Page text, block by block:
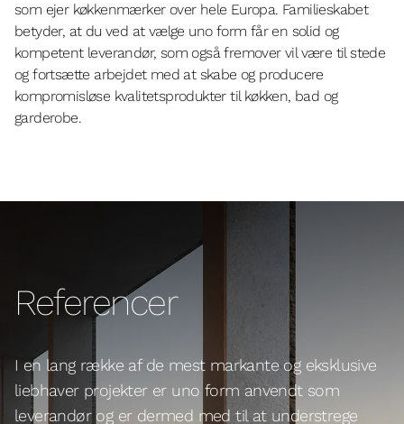
som ejer køkkenmærker over hele Europa. Familieskabet
betyder, at du ved at vælge uno form får en solid og
kompetent leverandør, som også fremover vil være til stede
og fortsætte arbejdet med at skabe og producere
kompromisløse kvalitetsprodukter til køkken, bad og
garderobe.
Referencer
I en lang række af de mest markante og eksklusive
liebhaver projekter er uno form anvendt som
leverandør og er dermed med til at understrege